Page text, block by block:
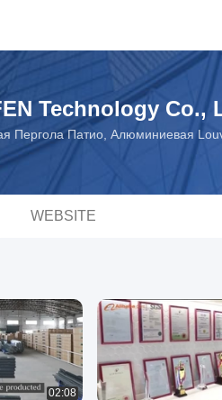
Technology Co.,
Пергола Патио, Алюминиевая
WEBSITE
02:08